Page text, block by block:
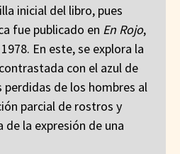
inicial del libro, pues
fue publicado en En Rojo,
En este, se explora la
con el azul de
perdidas de los hombres al
parcial de rostros y
la expresión de una